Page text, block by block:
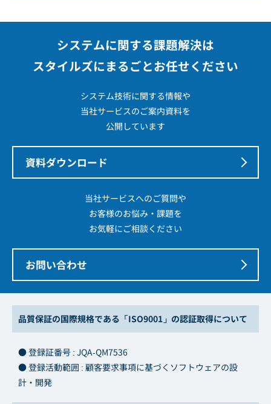
システムに関する課題解決は
スタイルズにまるごとお任せください
システム技術に関する情報や
当社サービスのご案内資料を
公開しています
資料ダウンロード
当社サービスへのご質問や
お客様のお悩み・課題を
お気軽にご相談ください
お問い合わせ
品質保証の国際規格である「ISO9001」の認証取得について
● 登録証番号 : JQA-QM7536
● 登録活動範囲 : 顧客要求事項に基づくソフトウェアの設
計・開発